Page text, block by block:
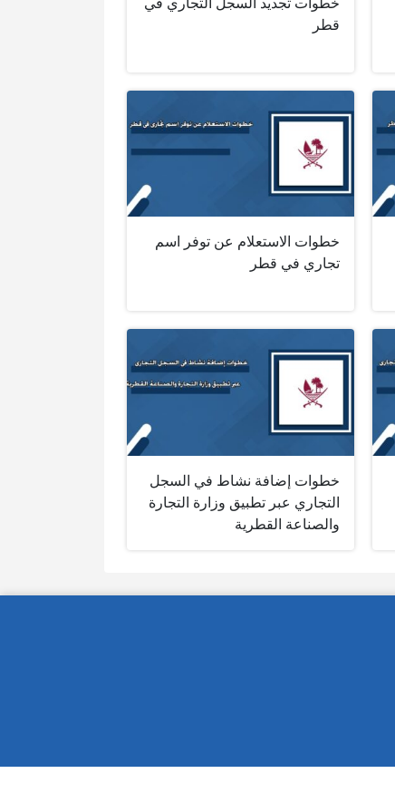
قطر
خطوات الاستعلام عن توفر اسم
تجاري في قطر
خطوات إضافة نشاط في السجل
التجاري عبر تطبيق وزارة التجارة
والصناعة القطرية